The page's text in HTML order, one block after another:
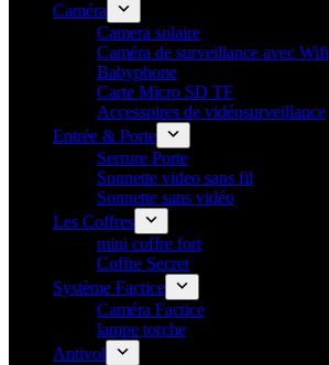
Caméra
Camera solaire
Caméra de surveillance avec Wifi
Babyphone
Carte Micro SD TF
Accessoires de vidéosurveillance
Entrée & Porte
Serrure Porte
Sonnette video sans fil
Sonnette sans vidéo
Les Coffres
mini coffre fort
Coffre Secret
Système Factice
Caméra Factice
lampe torche
Antivol